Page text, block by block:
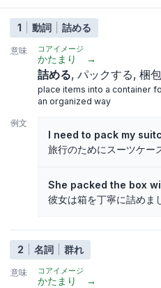
1 動詞 詰める
意味 コアイメージ
かたまり →
詰める パックする 梱
place items into a container
an organized way
例文
I need to pack my
旅行のためにスーツケー
She packed the box
彼女は箱を丁寧に詰めま
2 名詞 群れ
意味 コアイメージ
かたまり →